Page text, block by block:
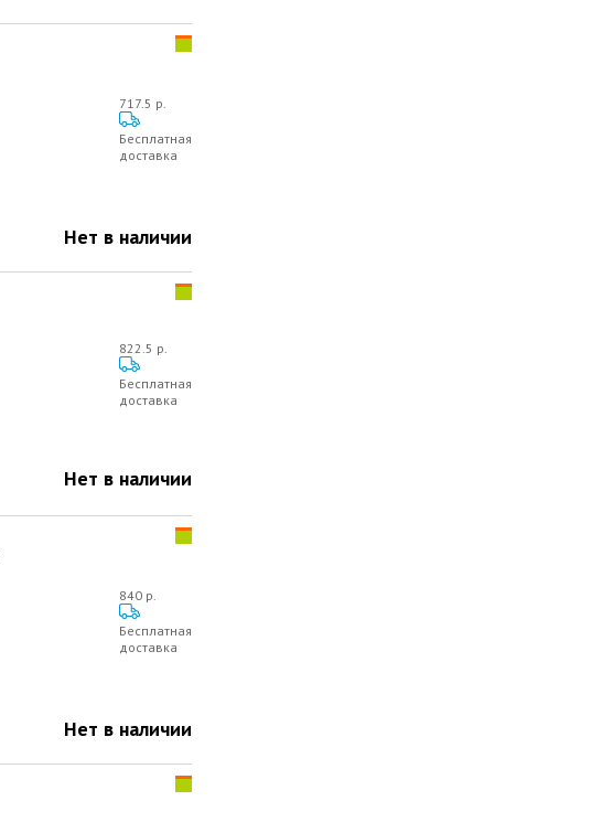
717.5 р.
Бесплатная
доставка
Нет в наличии
822.5 р.
Бесплатная
доставка
Нет в наличии
840 р.
Бесплатная
доставка
Нет в наличии